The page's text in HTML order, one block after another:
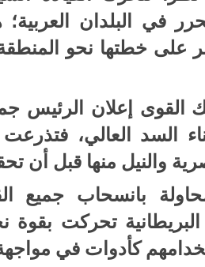
في البلدان
على خطتها نحو
القوى إعلان الرئيس
السد العالي، فتذرعت
والنيل منها قبل أن
بانسحاب جميع
البريطانية تحركت
كأدوات في